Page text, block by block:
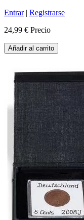
Entrar| Registrarse
24,99 € Precio
Añadir al carrito